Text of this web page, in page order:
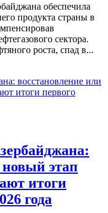
обеспечила
продукта страны в
сектора.
роста, спад в...
новый этап
итоги
года